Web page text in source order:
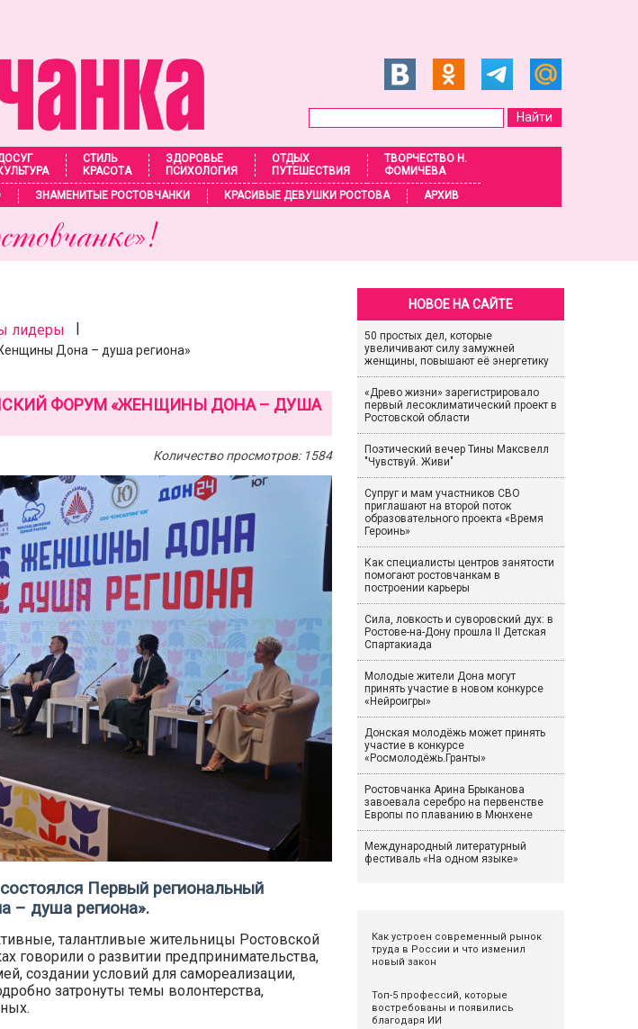
СТИЛЬ
КРАСОТА
ЗДОРОВЬЕ
ПСИХОЛОГИЯ
ОТДЫХ
ПУТЕШЕСТВИЯ
ТВОРЧЕСТВО Н.
ФОМИЧЕВА
ЗНАМЕНИТЫЕ РОСТОВЧАНКИ КРАСИВЫЕ ДЕВУШКИ РОСТОВА АРХИВ
лидеры |
Дона – душа региона»
ФОРУМ «ЖЕНЩИНЫ ДОНА – ДУША
Количество просмотров: 1584
Первый региональный
– душа региона».
талантливые жительницы Ростовской
говорили о развитии предпринимательства,
создании условий для самореализации,
затронуты темы волонтерства,
НОВОЕ НА САЙТЕ
50 простых дел, которые
увеличивают силу замужней
женщины, повышают её энергетику
«Древо жизни» зарегистрировало
первый лесоклиматический проект в
Ростовской области
Поэтический вечер Тины Максвелл
"Чувствуй. Живи"
Супруг и мам участников СВО
приглашают на второй поток
образовательного проекта «Время
Героинь»
Как специалисты центров занятости
помогают ростовчанкам в
построении карьеры
Сила, ловкость и суворовский дух: в
Ростове-на-Дону прошла II Детская
Спартакиада
Молодые жители Дона могут
принять участие в новом конкурсе
«Нейроигры»
Донская молодёжь может принять
участие в конкурсе
«Росмолодёжь.Гранты»
Ростовчанка Арина Брыканова
завоевала серебро на первенстве
Европы по плаванию в Мюнхене
Международный литературный
фестиваль «На одном языке»
Как устроен современный рынок
труда в России и что изменил
новый закон
Топ-5 профессий, которые
востребованы и появились
благодаря ИИ